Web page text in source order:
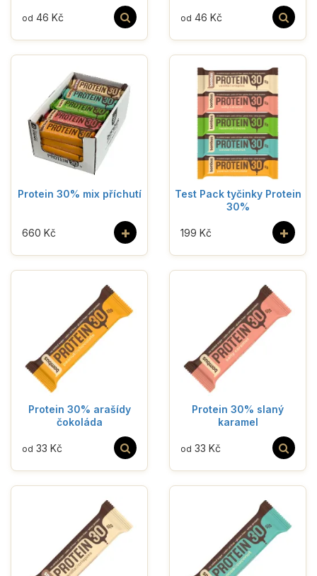
od 46 Kč od 46 Kč
Protein 30% mix příchutí
+
660 Kč
Test Pack tyčinky Protein
30%
+
199 Kč
Protein 30% arašídy
čokoláda
od 33 Kč
Protein 30% slaný
karamel
od 33 Kč